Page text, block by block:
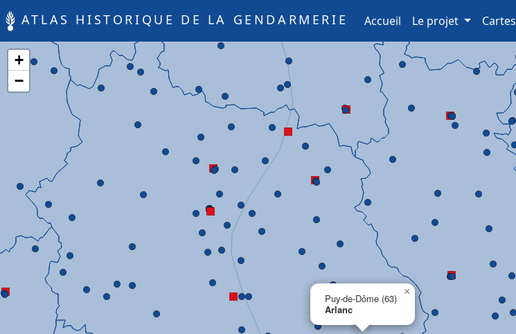
ATLAS HISTORIQUE DE LA GENDARMERIE Accueil (current)
Le projet Cartes
Puy-de-Dôme (63)
Arlanc
×
+
−